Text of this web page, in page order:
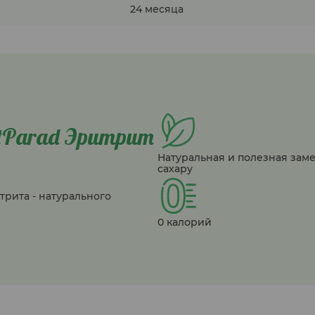
24 месяца
Эритрит
- натурального
Натуральная и полезная
сахару
0 калорий